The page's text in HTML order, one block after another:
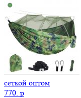
сеткой оптом
770. p